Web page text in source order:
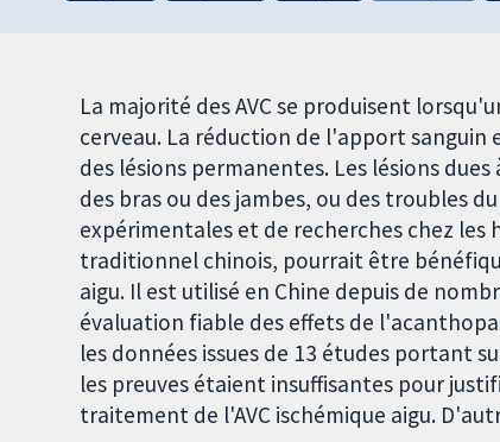
La majorité des AVC se produisent
cerveau. La réduction de l'apport
des lésions permanentes. Les lésions
des bras ou des jambes, ou des troubles
expérimentales et de recherches chez
traditionnel chinois, pourrait être
aigu. Il est utilisé en Chine depuis de
évaluation fiable des effets de
les données issues de 13 études portant
les preuves étaient insuffisantes pour
traitement de l'AVC ischémique aigu.